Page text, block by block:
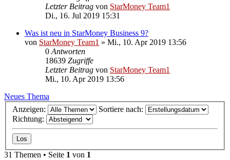
Letzter Beitrag von StarMoney Team1
Di., 16. Jul 2019 15:31
Was ist neu in StarMoney Business 9?
von StarMoney Team1 » Mi., 10. Apr 2019 13:56
0 Antworten
18639 Zugriffe
Letzter Beitrag von StarMoney Team1
Mi., 10. Apr 2019 13:56
Neues Thema
Anzeigen:
Sortiere nach:
Richtung:
31 Themen • Seite 1 von 1